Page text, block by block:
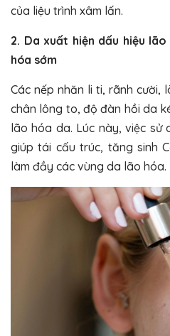
của liệu trình xâm lấn.
2. Da xuất hiện dấu hiệu
hóa sớm
Các nếp nhăn li ti, rãnh cười,
chân lông to, độ đàn hồi da
lão hóa da. Lúc này, việc sử
giúp tái cấu trúc, tăng sinh
làm đầy các vùng da lão hóa.